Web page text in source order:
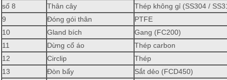
số 8
Thân cây
Thép không gỉ (SS304 /
9
Đóng gói thân
PTFE
10
Gland bích
Gang (FC200)
11
Dừng cổ áo
Thép carbon
12
Circlip
Thép
13
Đòn bẩy
Sắt dẻo (FCD450)